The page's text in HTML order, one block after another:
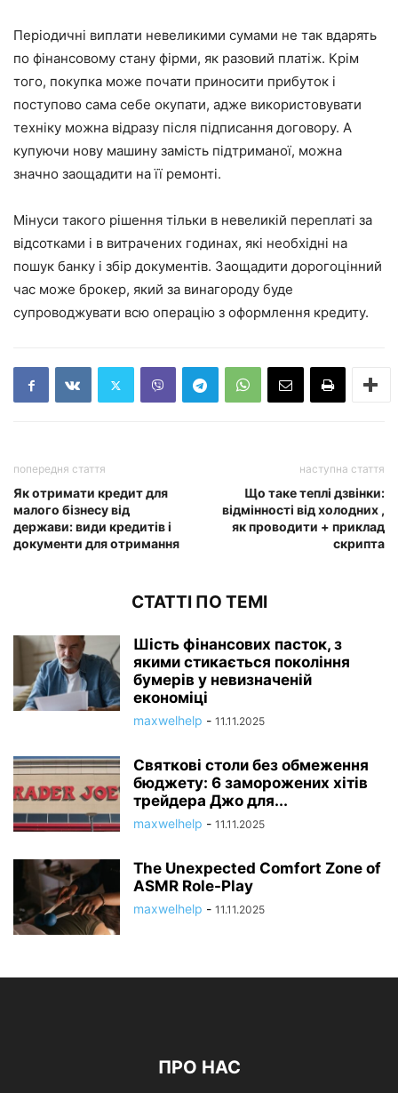
Періодичні виплати невеликими сумами не так вдарять
по фінансовому стану фірми, як разовий платіж. Крім
того, покупка може почати приносити прибуток і
поступово сама себе окупати, адже використовувати
техніку можна відразу після підписання договору. А
купуючи нову машину замість підтриманої, можна
значно заощадити на її ремонті.
Мінуси такого рішення тільки в невеликій переплаті за
відсотками і в витрачених годинах, які необхідні на
пошук банку і збір документів. Заощадити дорогоцінний
час може брокер, який за винагороду буде
супроводжувати всю операцію з оформлення кредиту.
попередня стаття
Як отримати кредит для
малого бізнесу від
держави: види кредитів і
документи для отримання
наступна стаття
Що таке теплі дзвінки:
відмінності від холодних ,
як проводити + приклад
скрипта
СТАТТІ ПО ТЕМІ
Шість фінансових пасток, з
якими стикається покоління
бумерів у невизначеній
економіці
maxwelhelp - 11.11.2025
Святкові столи без обмеження
бюджету: 6 заморожених хітів
трейдера Джо для...
maxwelhelp - 11.11.2025
The Unexpected Comfort Zone of
ASMR Role-Play
maxwelhelp - 11.11.2025
ПРО НАС